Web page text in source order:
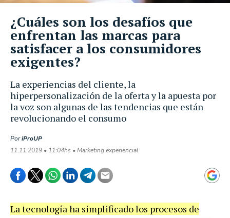
La experiencias del cliente, la
hiperpersonalización de la oferta y la apuesta por
la voz son algunas de las tendencias que están
revolucionando el consumo
PoriProUP
11.11.2019 • 11:04hs • Marketing experiencial
¿Cuáles son los desafíos que
enfrentan las marcas para
satisfacer a los consumidores
exigentes?
La tecnología ha simplificado los procesos de